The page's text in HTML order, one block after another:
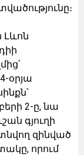
Լևոն
օրյա
2-ը, նա
գյուղի
զինված
որում